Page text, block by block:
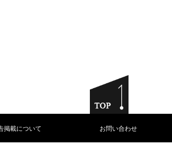
掲載について お問い合わせ